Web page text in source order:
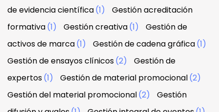
de evidencia científica(1)
Gestión acreditación
formativa(1) Gestión creativa(1)
Gestión de
activos de marca(1) Gestión de cadena gráfica(1)
Gestión de ensayos clínicos(2)
Gestión de
expertos(1) Gestión de material promocional(2)
Gestión del material promocional(2)
Gestión